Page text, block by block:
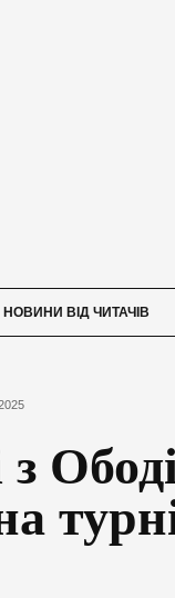
НОВИНИ ВІД ЧИТАЧІВ